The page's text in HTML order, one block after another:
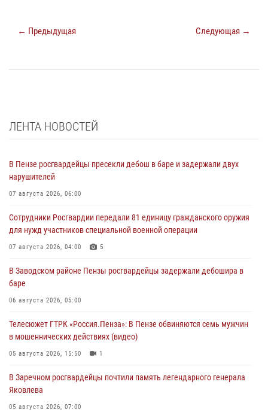
← Предыдущая Следующая →
ЛЕНТА НОВОСТЕЙ
В Пензе росгвардейцы пресекли дебош в баре и задержали двух
нарушителей
07 августа 2026, 06:00
Сотрудники Росгвардии передали 81 единицу гражданского оружия
для нужд участников специальной военной операции
07 августа 2026, 04:00 5
В Заводском районе Пензы росгвардейцы задержали дебошира в
баре
06 августа 2026, 05:00
Телесюжет ГТРК «Россия.Пенза»: В Пензе обвиняются семь мужчин
в мошеннических действиях (видео)
05 августа 2026, 15:50 1
В Заречном росгвардейцы почтили память легендарного генерала
Яковлева
05 августа 2026, 07:00